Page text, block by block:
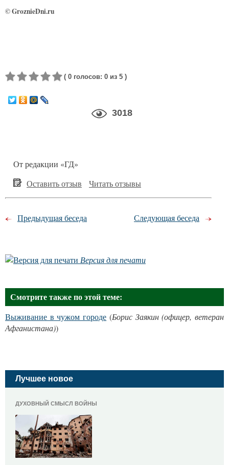
©GroznieDni.ru
( 0 голосов: 0 из 5 )
3018
От редакции «ГД»
Оставить отзыв
Читать отзывы
Предыдущая беседа Следующая беседа
Версия для печати
Смотрите также по этой теме:
Выживание в чужом городе (Борис Заякин (офицер, ветеран
Афганистана))
Лучшее новое
ДУХОВНЫЙ СМЫСЛ ВОЙНЫ